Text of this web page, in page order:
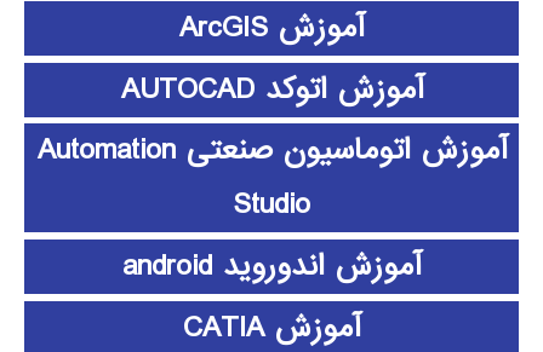
آموزش ArcGIS
آموزش اتوکد AUTOCAD
آموزش اتوماسیون صنعتی Automation
Studio
آموزش اندوروید android
آموزش CATIA